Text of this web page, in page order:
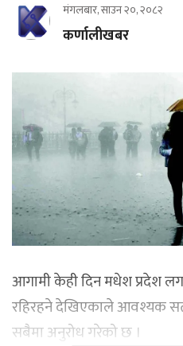
मंगलबार, साउन २०, २०८२
कर्णालीखबर
आगामी केही दिन मधेश प्रदेश
रहिरहने देखिएकाले आवश्यक
सबैमा अनुरोध गरेको छ ।